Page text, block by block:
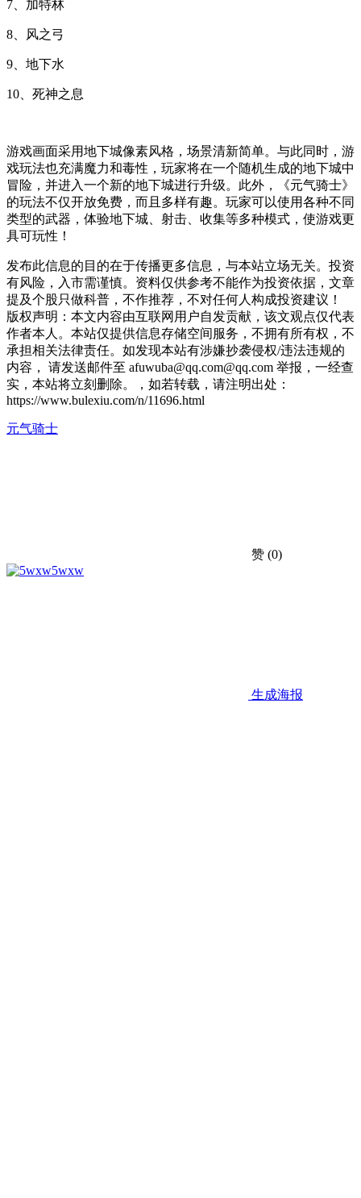
7、加特林
8、风之弓
9、地下水
10、死神之息
游戏画面采用地下城像素风格，场景清新简单。与此同时，游
戏玩法也充满魔力和毒性，玩家将在一个随机生成的地下城中
冒险，并进入一个新的地下城进行升级。此外，《元气骑士》
的玩法不仅开放免费，而且多样有趣。玩家可以使用各种不同
类型的武器，体验地下城、射击、收集等多种模式，使游戏更
具可玩性！
发布此信息的目的在于传播更多信息，与本站立场无关。投资
有风险，入市需谨慎。资料仅供参考不能作为投资依据，文章
提及个股只做科普，不作推荐，不对任何人构成投资建议！
版权声明：本文内容由互联网用户自发贡献，该文观点仅代表
作者本人。本站仅提供信息存储空间服务，不拥有所有权，不
承担相关法律责任。如发现本站有涉嫌抄袭侵权/违法违规的
内容， 请发送邮件至 afuwuba@qq.com@qq.com 举报，一经查
实，本站将立刻删除。，如若转载，请注明出处：
https://www.bulexiu.com/n/11696.html
元气骑士
赞 (0)
5wxw
生成海报